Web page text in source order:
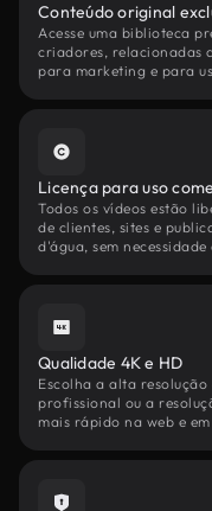
Conteúdo original
Acesse uma biblioteca
criadores, relacionadas
para marketing e para
Licença para uso
Todos os vídeos estão
de clientes, sites e
d'água, sem
Qualidade 4K e HD
Escolha a alta
profissional ou a
mais rápido na web e